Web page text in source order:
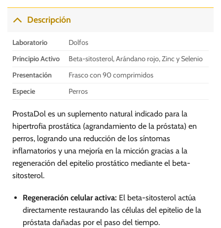
Descripción
Laboratorio
Dolfos
Principio Activo
Beta-sitosterol, Arándano rojo, Zinc y Selenio
Presentación
Frasco con 90 comprimidos
Especie
Perros
ProstaDol es un suplemento natural indicado para la
hipertrofia prostática (agrandamiento de la próstata) en
perros, logrando una reducción de los síntomas
inflamatorios y una mejoría en la micción gracias a la
regeneración del epitelio prostático mediante el beta-
sitosterol.
Regeneración celular activa: El beta-sitosterol actúa
directamente restaurando las células del epitelio de la
próstata dañadas por el paso del tiempo.